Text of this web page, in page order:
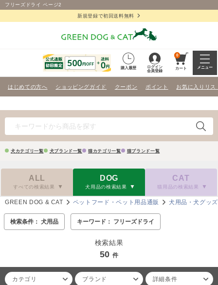
フリーズドライ ページ2
新規登録で初回送料無料
購入履歴
ログイン
会員登録
0
カート メニュー
はじめての方へ ショッピングガイド クーポン ポイント お気に入りリス
犬カテゴリ一覧 犬ブランド一覧 猫カテゴリ一覧 猫ブランド一覧
ALL
すべての検索結果
DOG
犬用品の検索結果
CAT
猫用品の検索結果
GREEN DOG & CAT ペットフード・ペット用品通販 犬用品・犬グッズ
検索条件： 犬用品 キーワード： フリーズドライ
検索結果
50 件
カテゴリ ブランド 詳細条件